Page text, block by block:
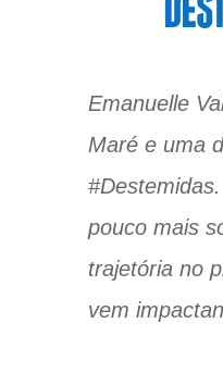
Emanuelle
Maré e uma
pouco mais
trajetória no
vem